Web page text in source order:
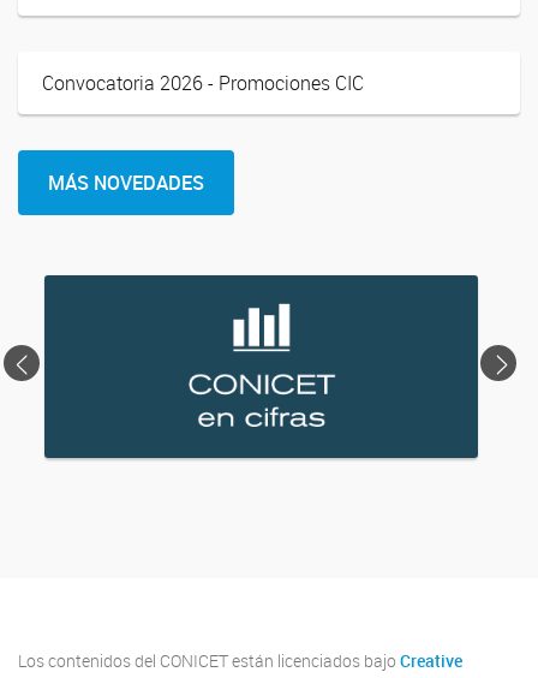
Convocatoria 2026 - Promociones CIC
MÁS NOVEDADES
< >
Los contenidos del CONICET están licenciados bajo Creative